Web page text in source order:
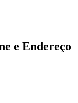
e Endereço